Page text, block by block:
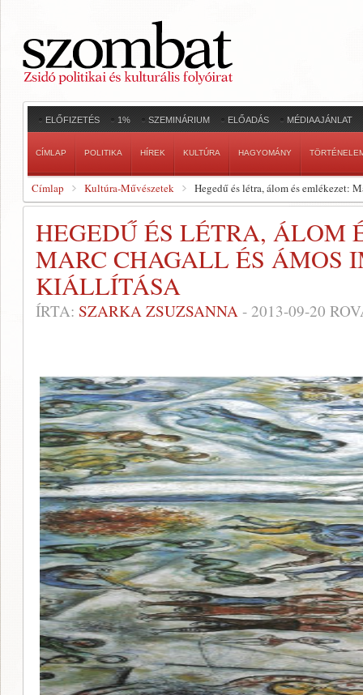
ELŐFIZETÉS 1% SZEMINÁRIUM ELŐADÁS MÉDIAAJÁNLAT
CÍMLAP POLITIKA HÍREK KULTÚRA HAGYOMÁNY
Címlap Kultúra-Művészetek Hegedű és létra, álom és emlékezet:
HEGEDŰ ÉS LÉTRA, ÁLOM
MARC CHAGALL ÉS ÁMOS
KIÁLLÍTÁSA
ÍRTA: SZARKA ZSUZSANNA - 2013-09-20